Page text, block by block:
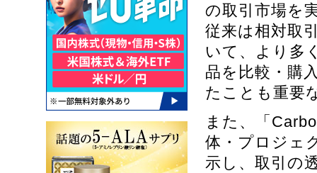
の取引市場を
従来は相対取
いて、より多
品を比較・購
たことも重要
また、「
体・プロジェ
示し、取引の